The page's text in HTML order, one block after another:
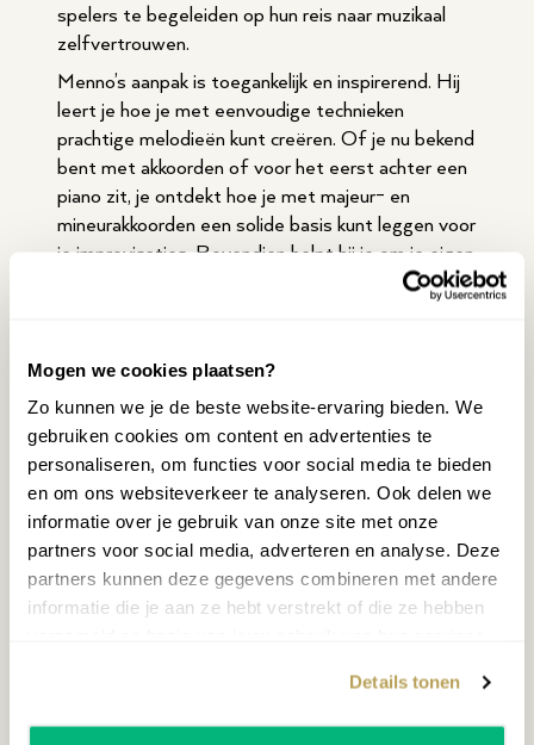
Mogen we cookies plaatsen?
Zo kunnen we je de beste website-ervaring bieden. We
gebruiken cookies om content en advertenties te
personaliseren, om functies voor social media te bieden
en om ons websiteverkeer te analyseren. Ook delen we
informatie over je gebruik van onze site met onze
partners voor social media, adverteren en analyse. Deze
partners kunnen deze gegevens combineren met andere
informatie die je aan ze hebt verstrekt of die ze hebben
Details tonen
spelers te begeleiden op hun reis naar muzikaal
zelfvertrouwen.
Menno’s aanpak is toegankelijk en inspirerend. Hij
leert je hoe je met eenvoudige technieken
prachtige melodieën kunt creëren. Of je nu bekend
bent met akkoorden of voor het eerst achter een
piano zit, je ontdekt hoe je met majeur- en
mineurakkoorden een solide basis kunt leggen voor
je improvisaties. Bovendien helpt hij je om je eigen
stijl en geluid te ontwikkelen, zodat je spel écht
Schrijf je in!
Ben je klaar om de vrijheid van improvisatie te
ervaren? Geef je dan nu op voor de
improvisatiecursus van Menno Beijer bij
Oostendorp Muziek. Binnen een paar klikken
ontvang je de cursus in je mail en kun je direct aan
de slag. Laat je inspireren, speel vanuit je hart en